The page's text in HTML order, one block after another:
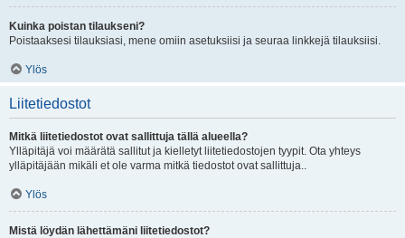
Kuinka poistan tilaukseni?
Poistaaksesi tilauksiasi, mene omiin asetuksiisi ja seuraa linkkejä tilauksiisi.
Ylös
Liitetiedostot
Mitkä liitetiedostot ovat sallittuja tällä alueella?
Ylläpitäjä voi määrätä sallitut ja kielletyt liitetiedostojen tyypit. Ota yhteys
ylläpitäjään mikäli et ole varma mitkä tiedostot ovat sallittuja..
Ylös
Mistä löydän lähettämäni liitetiedostot?